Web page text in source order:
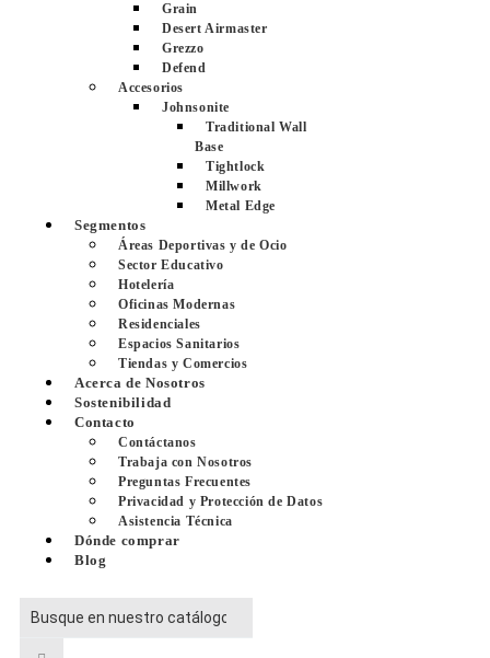
Grain
Desert Airmaster
Grezzo
Defend
Accesorios
Johnsonite
Traditional Wall
Base
Tightlock
Millwork
Metal Edge
Segmentos
Áreas Deportivas y de Ocio
Sector Educativo
Hotelería
Oficinas Modernas
Residenciales
Espacios Sanitarios
Tiendas y Comercios
Acerca de Nosotros
Sostenibilidad
Contacto
Contáctanos
Trabaja con Nosotros
Preguntas Frecuentes
Privacidad y Protección de Datos
Asistencia Técnica
Dónde comprar
Blog